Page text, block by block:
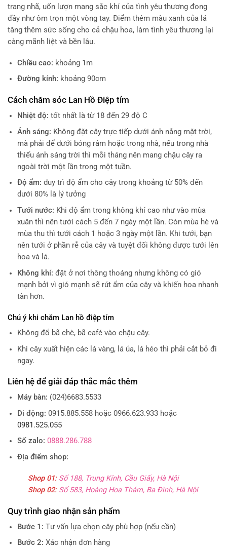
trang nhã, uốn lượn mang sắc khí của tình yêu thương đong
đầy như ôm trọn một vòng tay. Điểm thêm màu xanh của lá
tăng thêm sức sống cho cả chậu hoa, làm tình yêu thương lại
càng mãnh liệt và bền lâu.
Chiều cao: khoảng 1m
Đường kính: khoảng 90cm
Cách chăm sóc Lan Hồ Điệp tím
Nhiệt độ: tốt nhất là từ 18 đến 29 độ C
Ánh sáng: Không đặt cây trực tiếp dưới ánh nắng mặt trời,
mà phải để dưới bóng râm hoặc trong nhà, nếu trong nhà
thiếu ánh sáng trời thì mỗi tháng nên mang chậu cây ra
ngoài trời một lần trong một tuần.
Độ ẩm: duy trì độ ẩm cho cây trong khoảng từ 50% đến
dưới 80% là lý tưởng
Tưới nước: Khi độ ẩm trong không khí cao như vào mùa
xuân thì nên tưới cách 5 đến 7 ngày một lần. Còn mùa hè và
mùa thu thì tưới cách 1 hoặc 3 ngày một lần. Khi tưới, bạn
nên tưới ở phần rễ của cây và tuyệt đối không được tưới lên
hoa và lá.
Không khí: đặt ở nơi thông thoáng nhưng không có gió
mạnh bởi vì gió mạnh sẽ rút ẩm của cây và khiến hoa nhanh
tàn hơn.
Chú ý khi chăm Lan hồ điệp tím
Không đổ bã chè, bã café vào chậu cây.
Khi cây xuất hiện các lá vàng, lá úa, lá héo thì phải cắt bỏ đi
ngay.
Liên hệ để giải đáp thắc mắc thêm
Máy bàn: (024)6683.5533
Di động: 0915.885.558 hoặc 0966.623.933 hoặc
0981.525.055
Số zalo: 0888.286.788
Địa điểm shop:
Shop 01: Số 188, Trung Kính, Cầu Giấy, Hà Nội
Shop 02: Số 583, Hoàng Hoa Thám, Ba Đình, Hà Nội
Quy trình giao nhận sản phẩm
Bước 1: Tư vấn lựa chọn cây phù hợp (nếu cần)
Bước 2: Xác nhận đơn hàng